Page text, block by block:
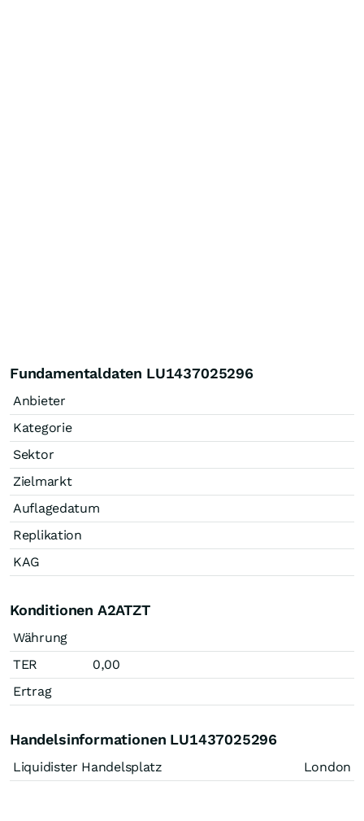
Fundamentaldaten LU1437025296
Anbieter
Kategorie
Sektor
Zielmarkt
Auflagedatum
Replikation
KAG
Konditionen A2ATZT
Währung
TER
0,00
Ertrag
Handelsinformationen LU1437025296
Liquidister Handelsplatz London